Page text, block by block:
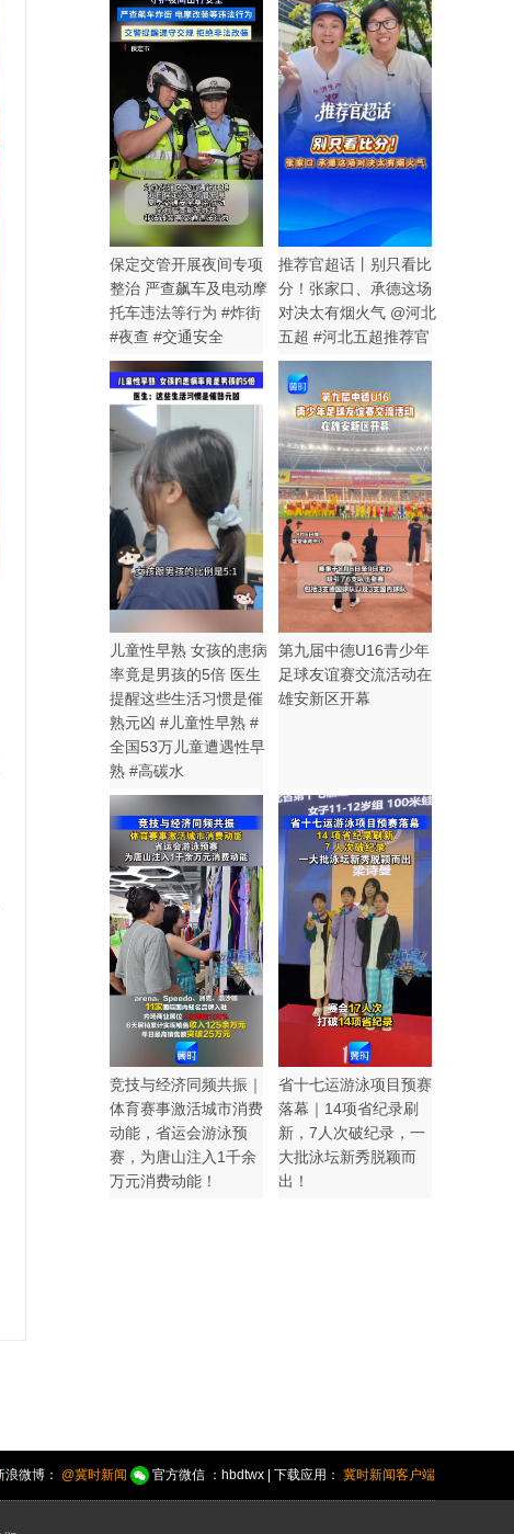
保定交管开展夜间专项
整治 严查飙车及电动摩
托车违法等行为 #炸街
#夜查 #交通安全
推荐官超话丨别只看比
分！张家口、承德这场
对决太有烟火气 @河北
五超 #河北五超推荐官
儿童性早熟 女孩的患病
率竟是男孩的5倍 医生
提醒这些生活习惯是催
熟元凶 #儿童性早熟 #
全国53万儿童遭遇性早
熟 #高碳水
第九届中德U16青少年
足球友谊赛交流活动在
雄安新区开幕
竞技与经济同频共振｜
体育赛事激活城市消费
动能，省运会游泳预
赛，为唐山注入1千余
万元消费动能！
省十七运游泳项目预赛
落幕｜14项省纪录刷
新，7人次破纪录，一
大批泳坛新秀脱颖而
出！
浪微博： @冀时新闻 官方微信 ：hbdtwx | 下载应用： 冀时新闻客户端